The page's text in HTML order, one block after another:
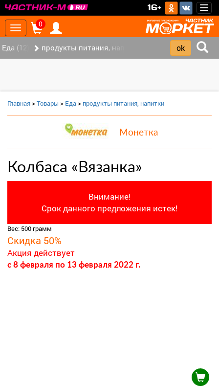
16+
Toggle
navigation
0
Еда (12) продукты питания, напитки (7)
Главная>Товары > Еда> продукты питания, напитки
Монетка
Колбаса «Вязанка»
Внимание!
Срок данного предложения истек!
Вес: 500 грамм
Скидка 50%
Акция действует
c 8 февраля по 13 февраля 2022 г.